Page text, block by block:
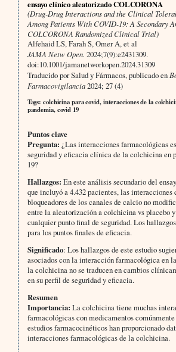
ensayo clínico aleatorizado COLCORONA
(Drug-Drug Interactions and the Clinical
Among Patients With COVID-19: A Secondary
COLCORONA Randomized Clinical Trial)
Alfehaid LS, Farah S, Omer A, et al
JAMA Netw Open. 2024;7(9):e2431309.
doi:10.1001/jamanetworkopen.2024.31309
Traducido por Salud y Fármacos, publicado en
Farmacovigilancia2024; 27 (4)
Tags: colchicina para covid, interacciones de la
pandemia, covid 19
Puntos clave
Pregunta: ¿Las interacciones farmacológicas
seguridad y eficacia clínica de la colchicina en
19?
Hallazgos: En este análisis secundario del
que incluyó a 4.432 pacientes, las interacciones
bloqueadores de los canales de calcio no
entre la aleatorización a colchicina vs placebo
cualquier punto final de seguridad. Los
para los puntos finales de eficacia.
Significado: Los hallazgos de este estudio
asociados con la interacción farmacológica en
la colchicina no se traducen en cambios
en su perfil de seguridad y eficacia.
Resumen
Importancia: La colchicina tiene muchas
farmacológicas con medicamentos
estudios farmacocinéticos han proporcionado
interacciones farmacológicas de la colchicina.